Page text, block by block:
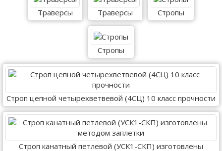
Траверсы Траверсы Стропы
Стропы
Строп цепной четырехветвевой (4СЦ) 10 класс прочности
Строп канатный петлевой (УСК1-СКП) изготовлены